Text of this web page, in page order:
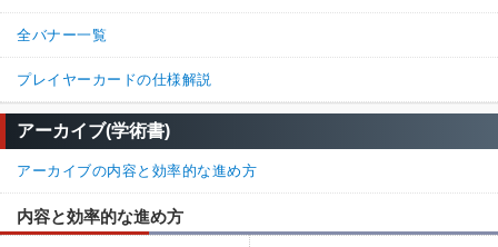
全バナー一覧
プレイヤーカードの仕様解説
アーカイブ(学術書)
アーカイブの内容と効率的な進め方
内容と効率的な進め方